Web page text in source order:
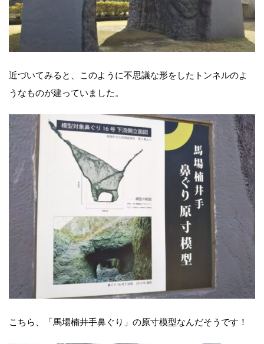
近づいてみると、このように不思議な形をしたトンネルのよ
うなものが建っていました。
こちら、「馬場楠井手鼻ぐり」の原寸模型なんだそうです！